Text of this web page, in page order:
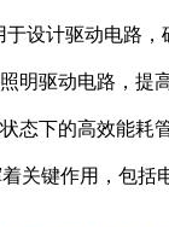
设计驱动电路，
驱动电路，提
态下的高效能耗管
关键作用，包